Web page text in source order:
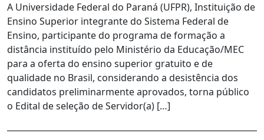
A Universidade Federal do Paraná (UFPR), Instituição de
Ensino Superior integrante do Sistema Federal de
Ensino, participante do programa de formação a
distância instituído pelo Ministério da Educação/MEC
para a oferta do ensino superior gratuito e de
qualidade no Brasil, considerando a desistência dos
candidatos preliminarmente aprovados, torna público
o Edital de seleção de Servidor(a) […]